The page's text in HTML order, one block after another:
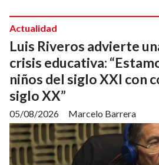
Luis Riveros advierte
crisis educativa:
niños del siglo XXI con
siglo XX”
Marcelo Barrera
Actualidad
05/08/2026